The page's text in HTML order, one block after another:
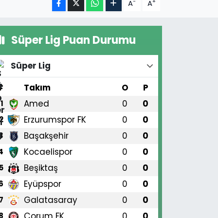
A A
Süper Lig Puan Durumu
Süper Lig
Takım O P
1 Amed 0 0
Erzurumspor FK 0 0
Başakşehir 0 0
Kocaelispor 0 0
Beşiktaş 0 0
Eyüpspor 0 0
Galatasaray 0 0